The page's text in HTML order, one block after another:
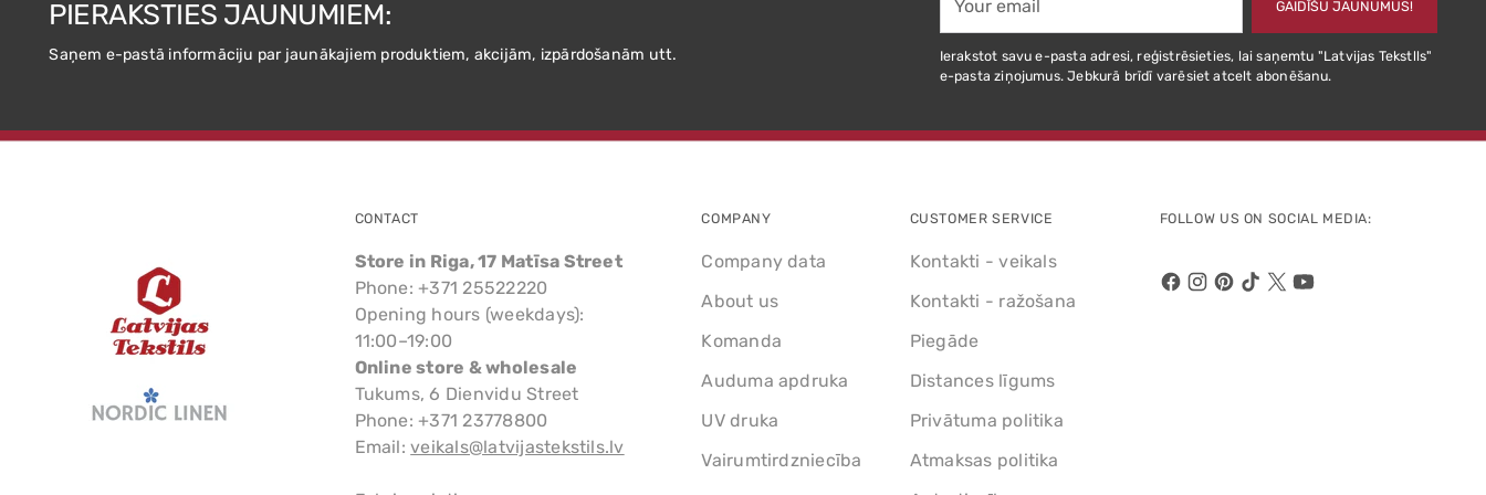
PIERAKSTIES JAUNUMIEM:
Saņem e-pastā informāciju par jaunākajiem produktiem, akcijām, izpārdošanām utt.
email
GAIDĪŠU JAUNUMUS!
Ierakstot savu e-pasta adresi, reģistrēsieties, lai saņemtu "Latvijas Tekstlls"
e-pasta ziņojumus. Jebkurā brīdī varēsiet atcelt abonēšanu.
CONTACT
Store in Riga, 17 Matīsa Street
Phone: +371 25522220
Opening hours (weekdays):
11:00–19:00
Online store & wholesale
Tukums, 6 Dienvidu Street
Phone: +371 23778800
Email:veikals@latvijastekstils.lv
COMPANY
Company data
About us
Komanda
Auduma apdruka
UV druka
Vairumtirdzniecība
CUSTOMER SERVICE
Kontakti - veikals
Kontakti - ražošana
Piegāde
Distances līgums
Privātuma politika
Atmaksas politika
FOLLOW US ON SOCIAL MEDIA: